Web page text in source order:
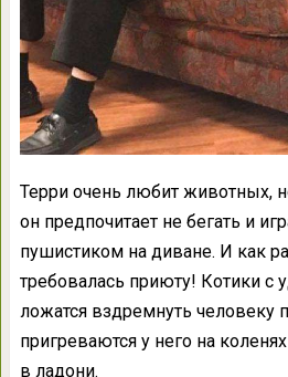
Терри очень любит животных,
он предпочитает не бегать и
пушистиком на диване. И как
требовалась приюту! Котики с
ложатся вздремнуть человеку
пригреваются у него на
в ладони.